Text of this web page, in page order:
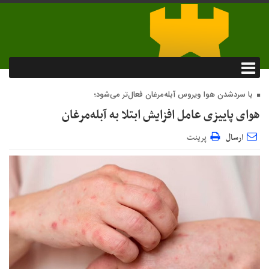
با سردشدن هوا ویروس آبله‌مرغان فعال‌تر می‌شود؛
هوای پاییزی عامل افزایش ابتلا به آبله‌مرغان
ارسال پرینت